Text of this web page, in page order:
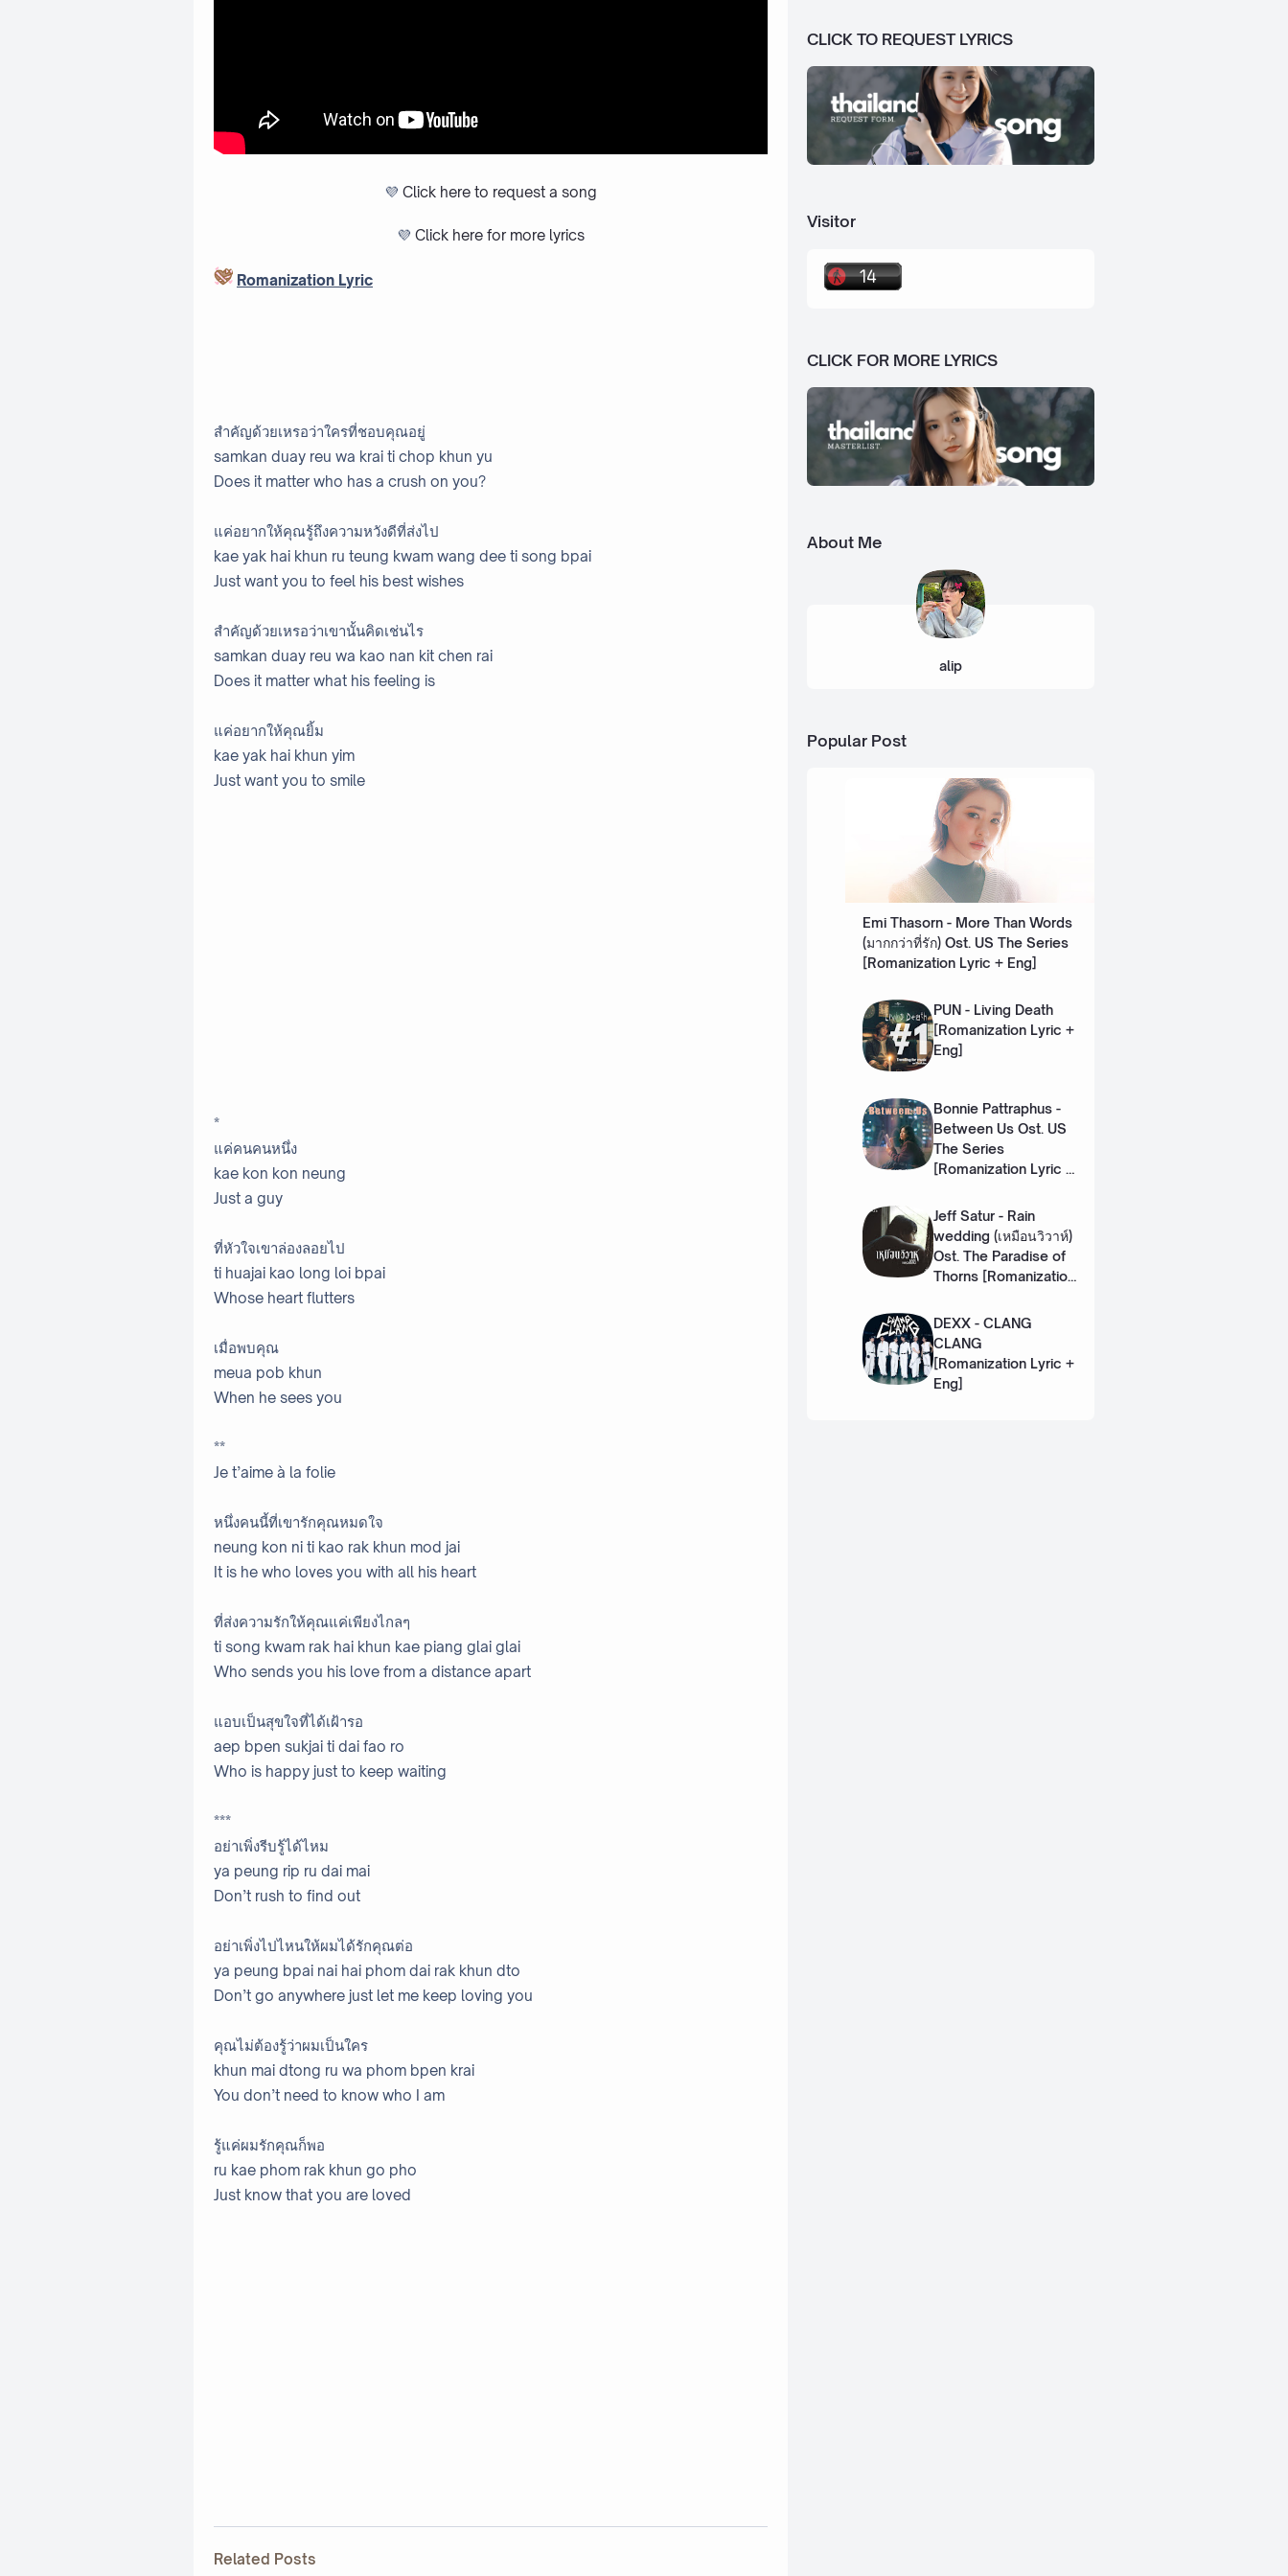
💜 Click here to request a song
💜 Click here for more lyrics
Romanization Lyric
สำคัญด้วยเหรอว่าใครที่ชอบคุณอยู่
samkan duay reu wa krai ti chop khun yu
Does it matter who has a crush on you?
แค่อยากให้คุณรู้ถึงความหวังดีที่ส่งไป
kae yak hai khun ru teung kwam wang dee ti song bpai
Just want you to feel his best wishes
สำคัญด้วยเหรอว่าเขานั้นคิดเช่นไร
samkan duay reu wa kao nan kit chen rai
Does it matter what his feeling is
แค่อยากให้คุณยิ้ม
kae yak hai khun yim
Just want you to smile
*
แค่คนคนหนึ่ง
kae kon kon neung
Just a guy
ที่หัวใจเขาล่องลอยไป
ti huajai kao long loi bpai
Whose heart flutters
เมื่อพบคุณ
meua pob khun
When he sees you
**
Je t’aime à la folie
หนึ่งคนนี้ที่เขารักคุณหมดใจ
neung kon ni ti kao rak khun mod jai
It is he who loves you with all his heart
ที่ส่งความรักให้คุณแค่เพียงไกลๆ
ti song kwam rak hai khun kae piang glai glai
Who sends you his love from a distance apart
แอบเป็นสุขใจที่ได้เฝ้ารอ
aep bpen sukjai ti dai fao ro
Who is happy just to keep waiting
***
อย่าเพิ่งรีบรู้ได้ไหม
ya peung rip ru dai mai
Don’t rush to find out
อย่าเพิ่งไปไหนให้ผมได้รักคุณต่อ
ya peung bpai nai hai phom dai rak khun dto
Don’t go anywhere just let me keep loving you
คุณไม่ต้องรู้ว่าผมเป็นใคร
khun mai dtong ru wa phom bpen krai
You don’t need to know who I am
รู้แค่ผมรักคุณก็พอ
ru kae phom rak khun go pho
Just know that you are loved
Related Posts
CLICK TO REQUEST LYRICS
Visitor
CLICK FOR MORE LYRICS
About Me
alip
Popular Post
Emi Thasorn - More Than Words
(มากกว่าที่รัก) Ost. US The Series
[Romanization Lyric + Eng]
PUN - Living Death
[Romanization Lyric +
Eng]
Bonnie Pattraphus -
Between Us Ost. US
The Series
[Romanization Lyric +
Jeff Satur - Rain
wedding (เหมือนวิวาห์)
Ost. The Paradise of
Thorns [Romanization
DEXX - CLANG
CLANG
[Romanization Lyric +
Eng]